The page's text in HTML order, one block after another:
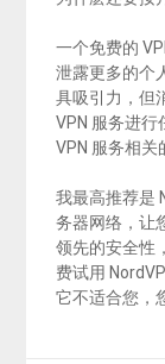
一个免费的
泄露更多的个
具吸引力，但
VPN 服务进
VPN 服务相关
我最高推荐是
务器网络，让
领先的安全性
费试用
它不适合您，